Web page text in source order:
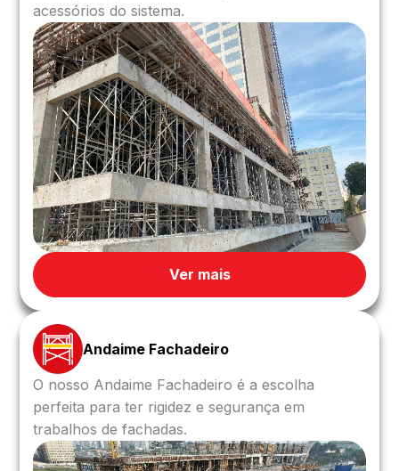
acessórios do sistema.
Ver mais
Andaime Fachadeiro
O nosso Andaime Fachadeiro é a escolha
perfeita para ter rigidez e segurança em
trabalhos de fachadas.